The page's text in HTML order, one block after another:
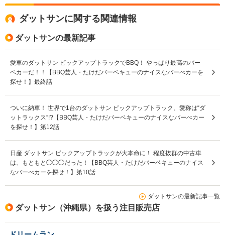
ダットサンに関する関連情報
ダットサンの最新記事
愛車のダットサン ピックアップトラックでBBQ！ やっぱり最高のバー
ベカーだ！！【BBQ芸人・たけだバーベキューのナイスなバーべカーを
探せ！】最終話
ついに納車！ 世界で1台のダットサン ピックアップトラック、愛称は“ダ
ットラックス”!?【BBQ芸人・たけだバーベキューのナイスなバーべカー
を探せ！】第12話
日産 ダットサン ピックアップトラックが大本命に！ 程度抜群の中古車
は、もともと◯◯◯だった！【BBQ芸人・たけだバーベキューのナイス
なバーべカーを探せ！】第10話
ダットサンの最新記事一覧
ダットサン（沖縄県）を扱う注目販売店